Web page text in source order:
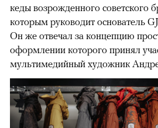
кеды возрожденного советского
которым руководит основатель
Он же отвечал за концепцию
оформлении которого принял
мультимедийный художник